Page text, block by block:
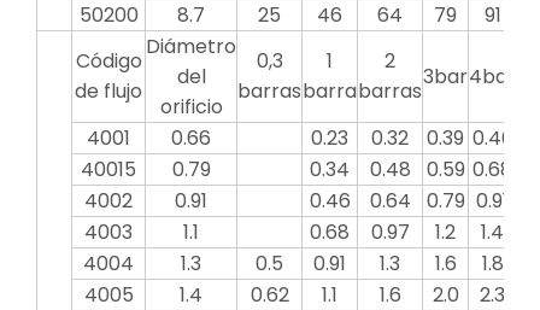
50200
8.7 25 46 64 79 91
Código
de flujo
Diámetro
del
orificio
0,3
barras
1
barra
2
barras
3bar4bar
4001 0.66 0.23 0.32 0.39 0.46
40015
0.79 0.34 0.48 0.59 0.68
4002
0.91 0.46 0.64 0.79 0.91
4003
1.1 0.68 0.97 1.2 1.4
4004
1.3 0.5 0.91 1.3 1.6 1.8
4005
1.4 0.62 1.1 1.6 2.0 2.3